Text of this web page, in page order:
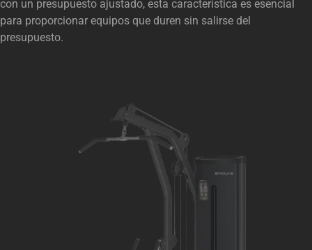
con un presupuesto ajustado, esta característica es esencial
para proporcionar equipos que duren sin salirse del
presupuesto.